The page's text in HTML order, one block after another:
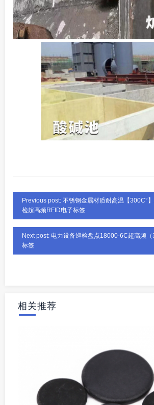
Previous post: 不锈钢金属材质耐高温【300C°
检超高频RFID电子标签
Next post: 电力设备巡检盘点18000-6C超高频
标签
相关推荐